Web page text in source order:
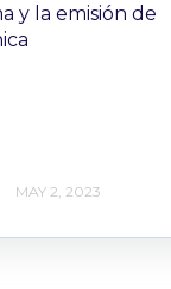
y la emisión de
MAY 2, 2023